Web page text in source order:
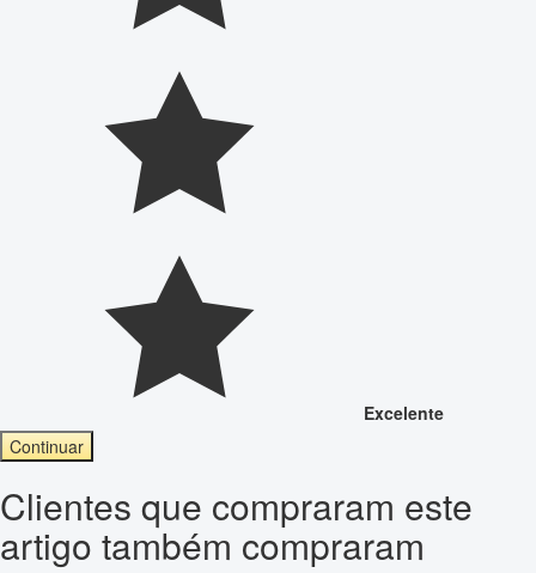
Excelente
Continuar
Clientes que compraram este
artigo também compraram